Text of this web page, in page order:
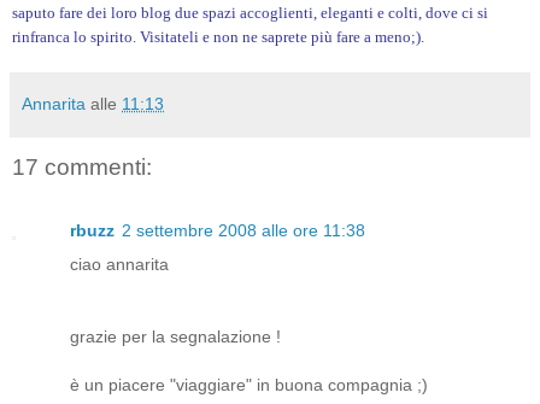
saputo fare dei loro blog due spazi accoglienti, eleganti e colti, dove ci si
rinfranca lo spirito. Visitateli e non ne saprete più fare a meno;).
Annarita alle 11:13
17 commenti:
rbuzz 2 settembre 2008 alle ore 11:38
ciao annarita
grazie per la segnalazione !
è un piacere "viaggiare" in buona compagnia ;)